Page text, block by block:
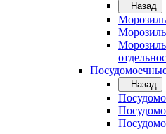
Назад
Назад